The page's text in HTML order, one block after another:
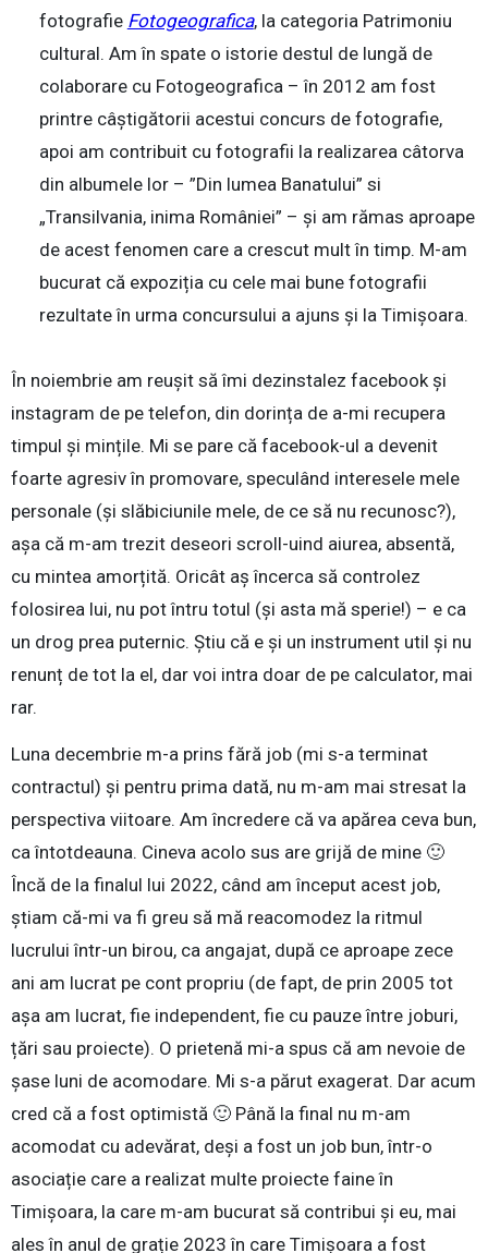
fotografie Fotogeografica, la categoria Patrimoniu
cultural. Am în spate o istorie destul de lungă de
colaborare cu Fotogeografica – în 2012 am fost
printre câștigătorii acestui concurs de fotografie,
apoi am contribuit cu fotografii la realizarea câtorva
din albumele lor – ”Din lumea Banatului” si
„Transilvania, inima României” – și am rămas aproape
de acest fenomen care a crescut mult în timp. M-am
bucurat că expoziția cu cele mai bune fotografii
rezultate în urma concursului a ajuns și la Timișoara.
În noiembrie am reușit să îmi dezinstalez facebook și
instagram de pe telefon, din dorința de a-mi recupera
timpul și mințile. Mi se pare că facebook-ul a devenit
foarte agresiv în promovare, speculând interesele mele
personale (și slăbiciunile mele, de ce să nu recunosc?),
așa că m-am trezit deseori scroll-uind aiurea, absentă,
cu mintea amorțită. Oricât aș încerca să controlez
folosirea lui, nu pot întru totul (și asta mă sperie!) – e ca
un drog prea puternic. Știu că e și un instrument util și nu
renunț de tot la el, dar voi intra doar de pe calculator, mai
rar.
Luna decembrie m-a prins fără job (mi s-a terminat
contractul) și pentru prima dată, nu m-am mai stresat la
perspectiva viitoare. Am încredere că va apărea ceva bun,
ca întotdeauna. Cineva acolo sus are grijă de mine 🙂
Încă de la finalul lui 2022, când am început acest job,
știam că-mi va fi greu să mă reacomodez la ritmul
lucrului într-un birou, ca angajat, după ce aproape zece
ani am lucrat pe cont propriu (de fapt, de prin 2005 tot
așa am lucrat, fie independent, fie cu pauze între joburi,
țări sau proiecte). O prietenă mi-a spus că am nevoie de
șase luni de acomodare. Mi s-a părut exagerat. Dar acum
cred că a fost optimistă 🙂 Până la final nu m-am
acomodat cu adevărat, deși a fost un job bun, într-o
asociație care a realizat multe proiecte faine în
Timișoara, la care m-am bucurat să contribui și eu, mai
ales în anul de grație 2023 în care Timișoara a fost